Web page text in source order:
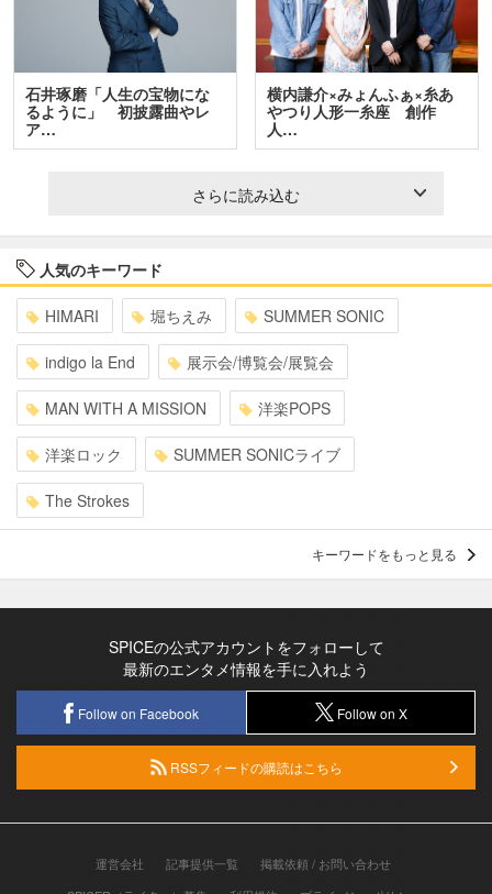
石井琢磨「人生の宝物にな
るように」 初披露曲やレ
ア…
横内謙介×みょんふぁ×糸あ
やつり人形一糸座 創作
人…
さらに読み込む
人気のキーワード
HIMARI 堀ちえみ SUMMER SONIC
indigo la End 展示会/博覧会/展覧会
MAN WITH A MISSION 洋楽POPS
洋楽ロック SUMMER SONICライブ
The Strokes
キーワードをもっと見る
SPICEの公式アカウントをフォローして
最新のエンタメ情報を手に入れよう
Follow on Facebook Follow on X
RSSフィードの購読はこちら
運営会社 記事提供一覧
掲載依頼 / お問い合わせ